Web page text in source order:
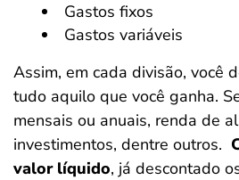
Gastos fixos
Gastos variáveis
Assim, em cada divisão, você
tudo aquilo que você ganha.
mensais ou anuais, renda de
investimentos, dentre outros.
valor líquido, já descontado